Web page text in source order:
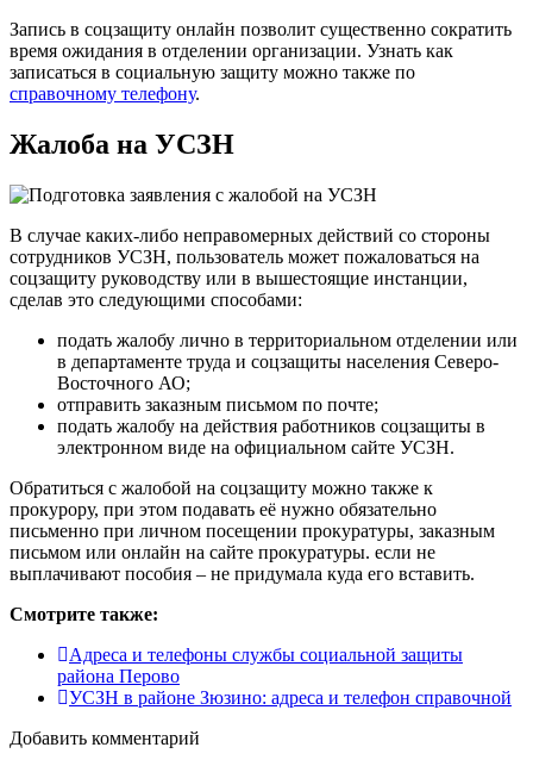
Запись в соцзащиту онлайн позволит существенно сократить
время ожидания в отделении организации. Узнать как
записаться в социальную защиту можно также по
справочному телефону.
Жалоба на УСЗН
В случае каких-либо неправомерных действий со стороны
сотрудников УСЗН, пользователь может пожаловаться на
соцзащиту руководству или в вышестоящие инстанции,
сделав это следующими способами:
подать жалобу лично в территориальном отделении или
в департаменте труда и соцзащиты населения Северо-
Восточного АО;
отправить заказным письмом по почте;
подать жалобу на действия работников соцзащиты в
электронном виде на официальном сайте УСЗН.
Обратиться с жалобой на соцзащиту можно также к
прокурору, при этом подавать её нужно обязательно
письменно при личном посещении прокуратуры, заказным
письмом или онлайн на сайте прокуратуры. если не
выплачивают пособия – не придумала куда его вставить.
Смотрите также:
Адреса и телефоны службы социальной защиты
района Перово
УСЗН в районе Зюзино: адреса и телефон справочной
Добавить комментарий